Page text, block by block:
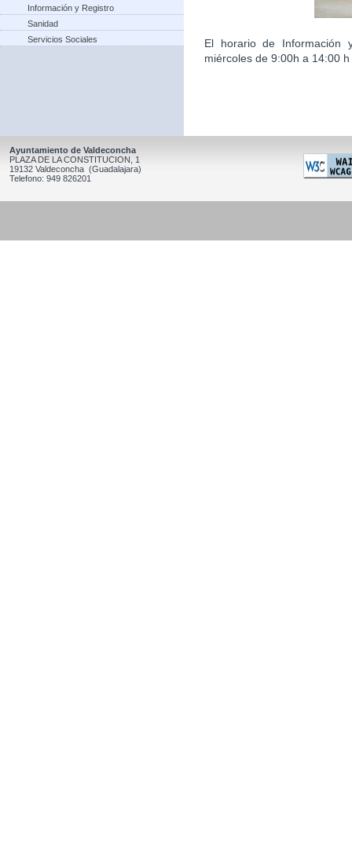
Información y Registro
Sanidad
Servicios Sociales
El horario de Información
miércoles de 9:00h a 14:00
Ayuntamiento de Valdeconcha
PLAZA DE LA CONSTITUCION, 1
19132 Valdeconcha (Guadalajara)
Telefono: 949 826201